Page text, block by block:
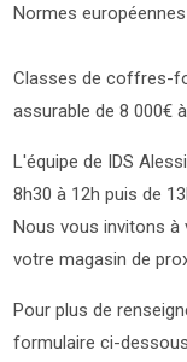
Normes
Classes de coffres-
assurable de 8 000€
L'équipe de IDS
8h30 à 12h puis de
Nous vous invitons à
votre magasin de
Pour plus de
formulaire ci-